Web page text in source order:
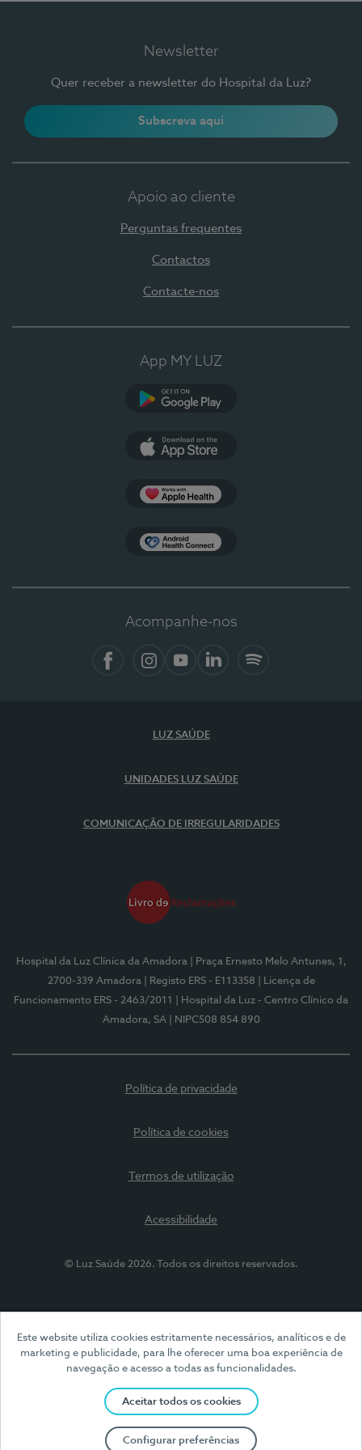
Este website utiliza cookies estritamente necessários, analíticos e de
marketing e publicidade, para lhe oferecer uma boa experiência de
navegação e acesso a todas as funcionalidades.
Aceitar todos os cookies
Configurar preferências
Newsletter
Quer receber a newsletter do Hospital da Luz?
Subscreva aqui
Apoio ao cliente
Perguntas frequentes
Contactos
Contacte-nos
App MY LUZ
Acompanhe-nos
LUZ SAÚDE
UNIDADES LUZ SAÚDE
COMUNICAÇÃO DE IRREGULARIDADES
Hospital da Luz Clínica da Amadora
| Praça Ernesto Melo Antunes, 1,
2700-339 Amadora
| Registo ERS - E113358
| Licença de
Funcionamento ERS - 2463/2011
| Hospital da Luz - Centro Clínico da
Amadora, SA
| NIPC508 854 890
Política de privacidade
Política de cookies
Termos de utilização
Acessibilidade
© Luz Saúde 2026. Todos os direitos reservados.